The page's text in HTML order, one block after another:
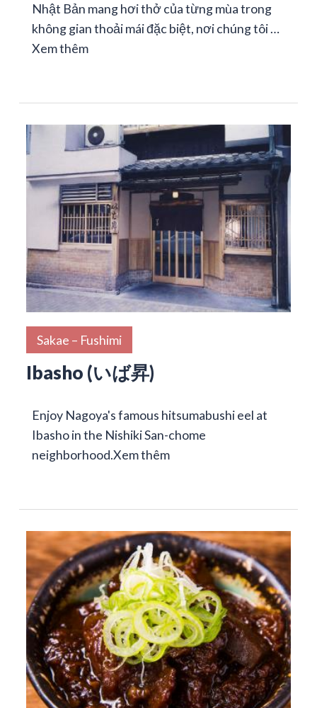
Nhật Bản mang hơi thở của từng mùa trong
không gian thoải mái đặc biệt, nơi chúng tôi …
Xem thêm
Sakae – Fushimi
Ibasho (いば昇)
Enjoy Nagoya's famous hitsumabushi eel at
Ibasho in the Nishiki San-chome
neighborhood.Xem thêm